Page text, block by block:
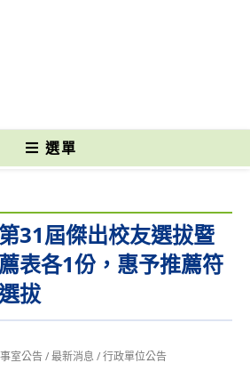
選單
31屆傑出校友選拔暨
表各1份，惠予推薦符
拔
室公告/最新消息 /行政單位公告